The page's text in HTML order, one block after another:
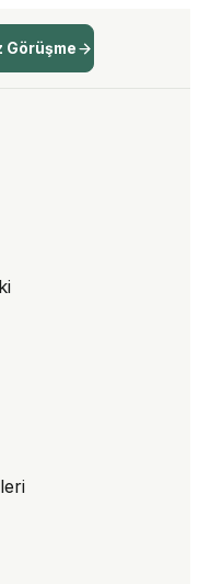
Görüşme